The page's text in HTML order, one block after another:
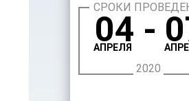
СРОКИ
04 -
АПРЕЛЯ
2020